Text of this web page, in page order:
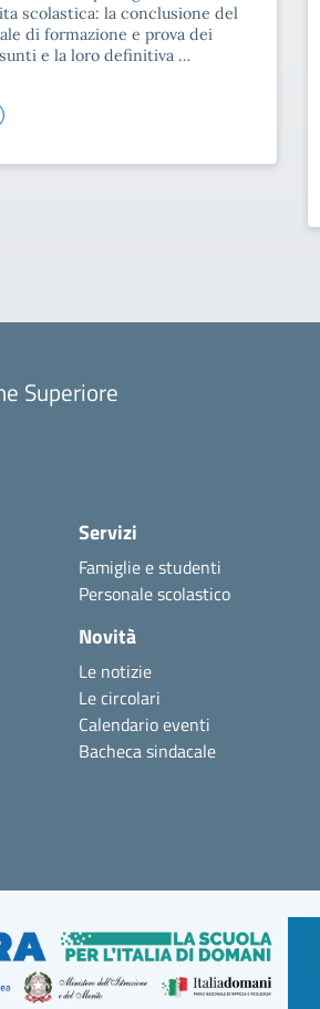
scolastica: la conclusione del
di formazione e prova dei
e la loro definitiva …
Superiore
Servizi
Famiglie e studenti
Personale scolastico
Novità
Le notizie
Le circolari
Calendario eventi
Bacheca sindacale